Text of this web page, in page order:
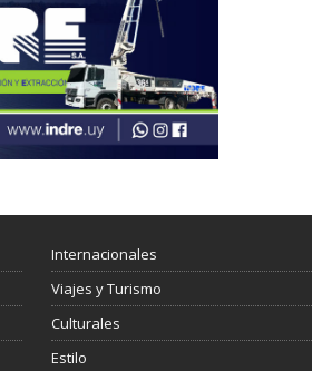
Internacionales
Viajes y Turismo
Culturales
Estilo